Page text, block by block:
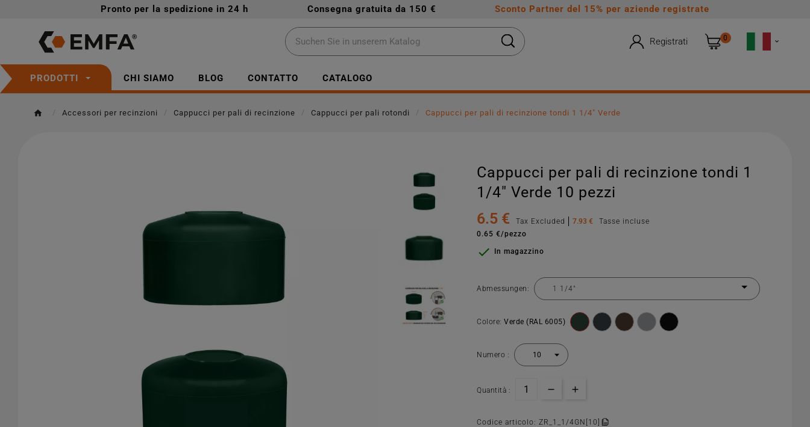
Pronto per la spedizione in 24 h Consegna gratuita da 150 € Sconto Partner del 15% per aziende registrate
Registrati 0 
PRODOTTI CHI SIAMO BLOG CONTATTO CATALOGO
Accessori per recinzioni Cappucci per pali di recinzione Cappucci per pali rotondi Cappucci per pali di recinzione tondi 1 1/4" Verde
Cappucci per pali di recinzione tondi 1
1/4" Verde 10 pezzi
6.5 €
Tax Excluded 7.93 €
Tasse incluse
0.65 €/pezzo
 In magazzino
Abmessungen:
Colore:Verde (RAL 6005)
Numero :
Quantità :
Codice articolo:ZR_1_1/4GN[10]